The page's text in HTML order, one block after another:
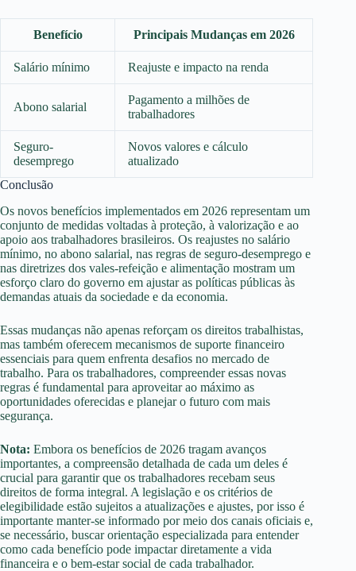
Benefício Principais Mudanças em 2026
Salário mínimo Reajuste e impacto na renda
Abono salarial
Pagamento a milhões de
trabalhadores
Seguro-
desemprego
Novos valores e cálculo
atualizado
Conclusão
Os novos benefícios implementados em 2026 representam um
conjunto de medidas voltadas à proteção, à valorização e ao
apoio aos trabalhadores brasileiros. Os reajustes no salário
mínimo, no abono salarial, nas regras de seguro-desemprego e
nas diretrizes dos vales-refeição e alimentação mostram um
esforço claro do governo em ajustar as políticas públicas às
demandas atuais da sociedade e da economia.
Essas mudanças não apenas reforçam os direitos trabalhistas,
mas também oferecem mecanismos de suporte financeiro
essenciais para quem enfrenta desafios no mercado de
trabalho. Para os trabalhadores, compreender essas novas
regras é fundamental para aproveitar ao máximo as
oportunidades oferecidas e planejar o futuro com mais
segurança.
Nota: Embora os benefícios de 2026 tragam avanços
importantes, a compreensão detalhada de cada um deles é
crucial para garantir que os trabalhadores recebam seus
direitos de forma integral. A legislação e os critérios de
elegibilidade estão sujeitos a atualizações e ajustes, por isso é
importante manter-se informado por meio dos canais oficiais e,
se necessário, buscar orientação especializada para entender
como cada benefício pode impactar diretamente a vida
financeira e o bem-estar social de cada trabalhador.